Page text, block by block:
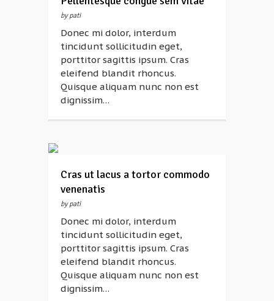
by pati
Donec mi dolor, interdum
tincidunt sollicitudin eget,
porttitor sagittis ipsum. Cras
eleifend blandit rhoncus.
Quisque aliquam nunc non est
dignissim…
Cras ut lacus a tortor commodo
venenatis
by pati
Donec mi dolor, interdum
tincidunt sollicitudin eget,
porttitor sagittis ipsum. Cras
eleifend blandit rhoncus.
Quisque aliquam nunc non est
dignissim…